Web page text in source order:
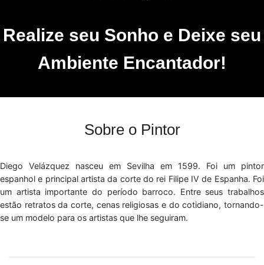
Realize seu Sonho e Deixe seu
Ambiente Encantador!
Sobre o Pintor
Diego Velázquez nasceu em Sevilha em 1599. Foi um pintor
espanhol e principal artista da corte do rei Filipe IV de Espanha. Foi
um artista importante do período barroco. Entre seus trabalhos
estão retratos da corte, cenas religiosas e do cotidiano, tornando-
se um modelo para os artistas que lhe seguiram.